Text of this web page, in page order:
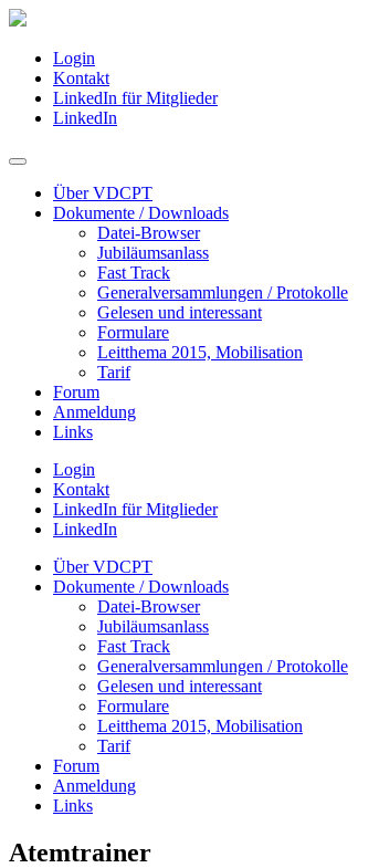
Login
Kontakt
LinkedIn für Mitglieder
LinkedIn
Über VDCPT
Dokumente / Downloads
Datei-Browser
Jubiläumsanlass
Fast Track
Generalversammlungen / Protokolle
Gelesen und interessant
Formulare
Leitthema 2015, Mobilisation
Tarif
Forum
Anmeldung
Links
Login
Kontakt
LinkedIn für Mitglieder
LinkedIn
Über VDCPT
Dokumente / Downloads
Datei-Browser
Jubiläumsanlass
Fast Track
Generalversammlungen / Protokolle
Gelesen und interessant
Formulare
Leitthema 2015, Mobilisation
Tarif
Forum
Anmeldung
Links
Atemtrainer